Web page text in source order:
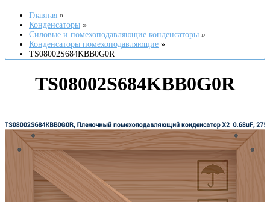
Главная
Конденсаторы
Силовые и помехоподавляющие конденсаторы
Конденсаторы помехоподавляющие
TS08002S684KBB0G0R
TS08002S684KBB0G0R